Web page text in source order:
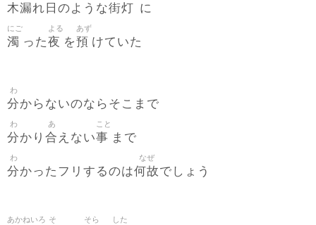
木漏れ 日 のような街灯 に
濁
にご
った夜
よる
を預
あず
けていた
分
わ
からないのならそこまで
分
わ
かり 合
あ
えない事
こと
まで
分
わ
かったフリするのは何故
なぜ
でしょう
あかねいろ そ そら した